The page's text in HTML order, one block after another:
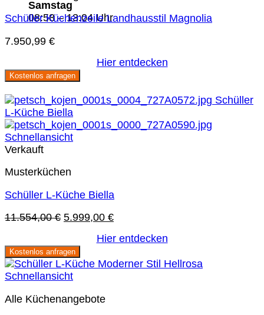
Samstag
08:58 – 13:04 Uhr
Schüller Küchenzeile Landhausstil Magnolia
7.950,99 €
Hier entdecken
Kostenlos anfragen
Schnellansicht
Verkauft
Musterküchen
Schüller L-Küche Biella
11.554,00€ Ursprünglicher
11.554,00 €
5.999,00 €Aktueller
ist:
Hier entdecken
Kostenlos anfragen
Schnellansicht
Alle Küchenangebote